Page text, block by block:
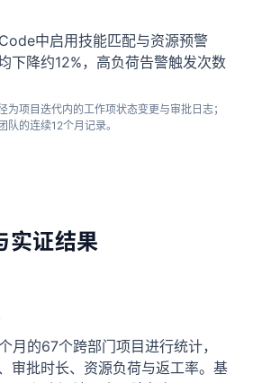
中启用技能匹配与资源预警
下降约12%，高负荷告警触发次数
为项目迭代内的工作项状态变更与审批日志；
队的连续12个月记录。
实证结果
月的67个跨部门项目进行统计，
审批时长、资源负荷与返工率。基